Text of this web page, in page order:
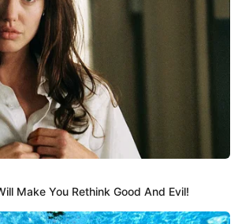
Mily la recuerda con mucho
"Desde chiquita tenía ese
Mily, Jaime Soto, recordó cómo fueron los
mundo artístico y fue con anécdotas del